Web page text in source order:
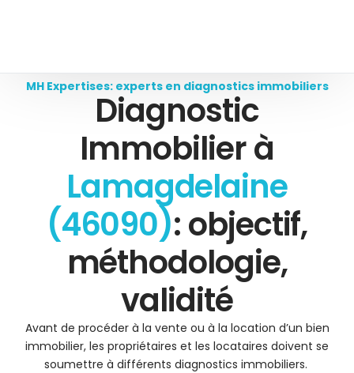
MH Expertises: experts en diagnostics immobiliers
Diagnostic
Immobilier à
Lamagdelaine
(46090): objectif,
méthodologie,
validité
Avant de procéder à la vente ou à la location d’un bien
immobilier, les propriétaires et les locataires doivent se
soumettre à différents diagnostics immobiliers.